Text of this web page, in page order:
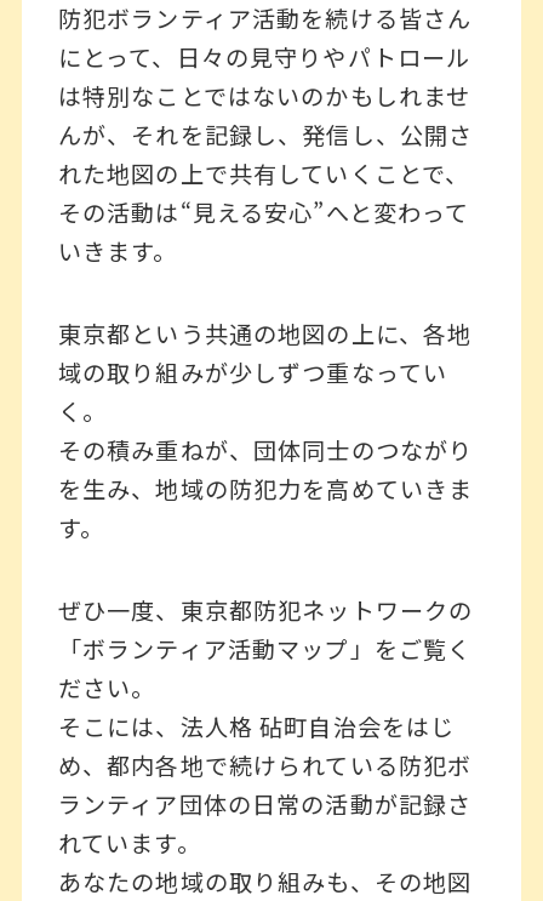
防犯ボランティア活動を続ける皆さん
にとって、日々の見守りやパトロール
は特別なことではないのかもしれませ
んが、それを記録し、発信し、公開さ
れた地図の上で共有していくことで、
その活動は“見える安心”へと変わって
いきます。
東京都という共通の地図の上に、各地
域の取り組みが少しずつ重なってい
く。
その積み重ねが、団体同士のつながり
を生み、地域の防犯力を高めていきま
す。
ぜひ一度、東京都防犯ネットワークの
「ボランティア活動マップ」をご覧く
ださい。
そこには、法人格 砧町自治会をはじ
め、都内各地で続けられている防犯ボ
ランティア団体の日常の活動が記録さ
れています。
あなたの地域の取り組みも、その地図